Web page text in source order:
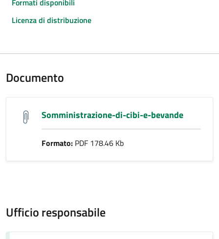
Formati disponibili
Licenza di distribuzione
Documento
Somministrazione-di-cibi-e-bevande
Formato: PDF 178.46 Kb
Ufficio responsabile